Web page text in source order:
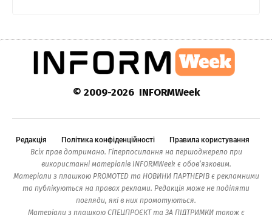
© 2009-2026 INFORMWeek
Редакція Політика конфіденційності
Правила користування
Всіх прав дотримано. Гіперпосилання на першоджерело при
використанні матеріалів INFORMWeek є обов’язковим.
Матеріали з плашкою PROMOTED та НОВИНИ ПАРТНЕРІВ є рекламними
та публікуються на правах реклами. Редакція може не поділяти
погляди, які в них промотуються.
Матеріали з плашкою СПЕЦПРОЄКТ та ЗА ПІДТРИМКИ також є